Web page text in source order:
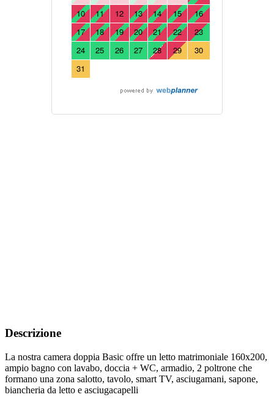
Descrizione
La nostra camera doppia Basic offre un letto matrimoniale 160x200,
ampio bagno con lavabo, doccia + WC, armadio, 2 poltrone che
formano una zona salotto, tavolo, smart TV, asciugamani, sapone,
biancheria da letto e asciugacapelli